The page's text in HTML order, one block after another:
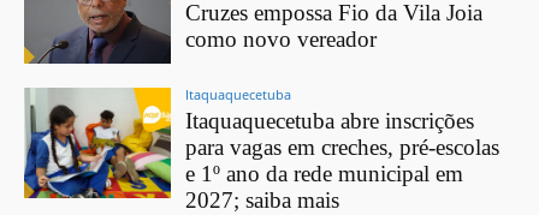
Cruzes empossa Fio da Vila Joia
como novo vereador
Itaquaquecetuba
Itaquaquecetuba abre inscrições
para vagas em creches, pré-escolas
e 1º ano da rede municipal em
2027; saiba mais